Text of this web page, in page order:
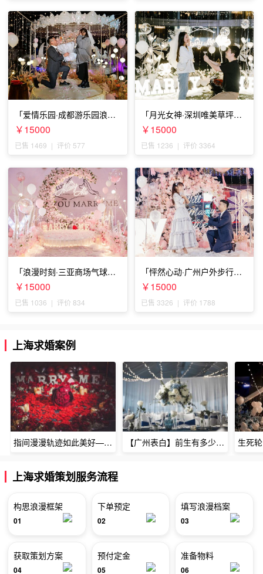
「爱情乐园·成都游乐园浪漫
求婚」
￥15000
已售 1469 | 评价 577
「月光女神·深圳唯美草坪浪
漫求婚」
￥15000
已售 1236 | 评价 3364
「浪漫时刻·三亚商场气球雨
惊喜求婚」
￥15000
已售 1036 | 评价 834
「怦然心动·广州户外步行街
求婚」
￥15000
已售 3326 | 评价 1788
上海求婚案例
指间漫漫轨迹如此美好——深圳烈焰玫瑰生日惊喜 【广州表白】前生有多少未尽的缘7张
上海求婚策划服务流程
构思浪漫框架
01
下单预定
02
填写浪漫档案
03
获取策划方案
04
预付定金
05
准备物料
06